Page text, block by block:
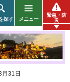
探す メニュー
緊急・防
災
31日